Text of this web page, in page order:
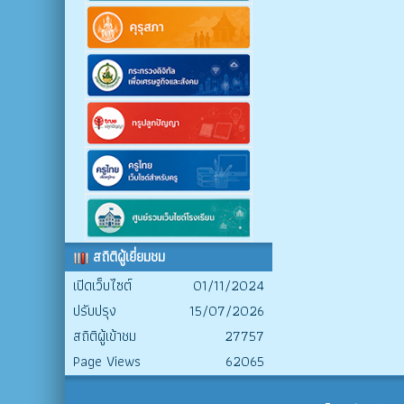
สถิติผู้เยี่ยมชม
เปิดเว็บไซต์
01/11/2024
ปรับปรุง
15/07/2026
สถิติผู้เข้าชม
27757
Page Views
62065